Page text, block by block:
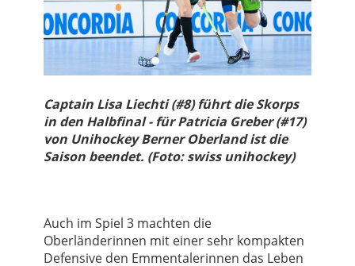
Captain Lisa Liechti (#8) führt die Skorps
in den Halbfinal - für Patricia Greber (#17)
von Unihockey Berner Oberland ist die
Saison beendet. (Foto: swiss unihockey)
Auch im Spiel 3 machten die
Oberländerinnen mit einer sehr kompakten
Defensive den Emmentalerinnen das Leben